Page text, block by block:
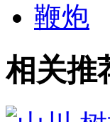
鞭炮
相关推